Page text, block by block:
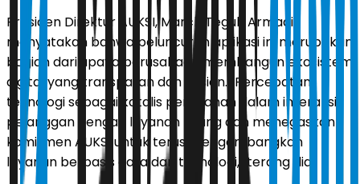
Presiden Direktur AUKSI, March Teguh Armadi,
menyatakan bahwa peluncuran aplikasi ini merupakan
bagian dari upaya perusahaan membangun ekosistem
digital yang transparan dan efisien. "Percepatan
teknologi sebagai katalis perubahan dalam interaksi
pelanggan dengan layanan lelang dan menegaskan
komitmen AUKSI untuk terus mengembangkan
layanan berbasis data dan teknologi," terang dia.